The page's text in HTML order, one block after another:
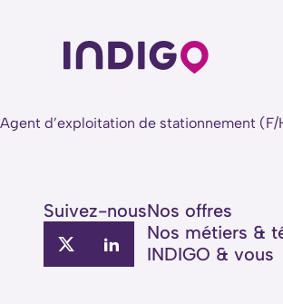
Agent d’exploitation de stationnement (F/
Suivez-nousNos offres
Nos métiers &
INDIGO & vous